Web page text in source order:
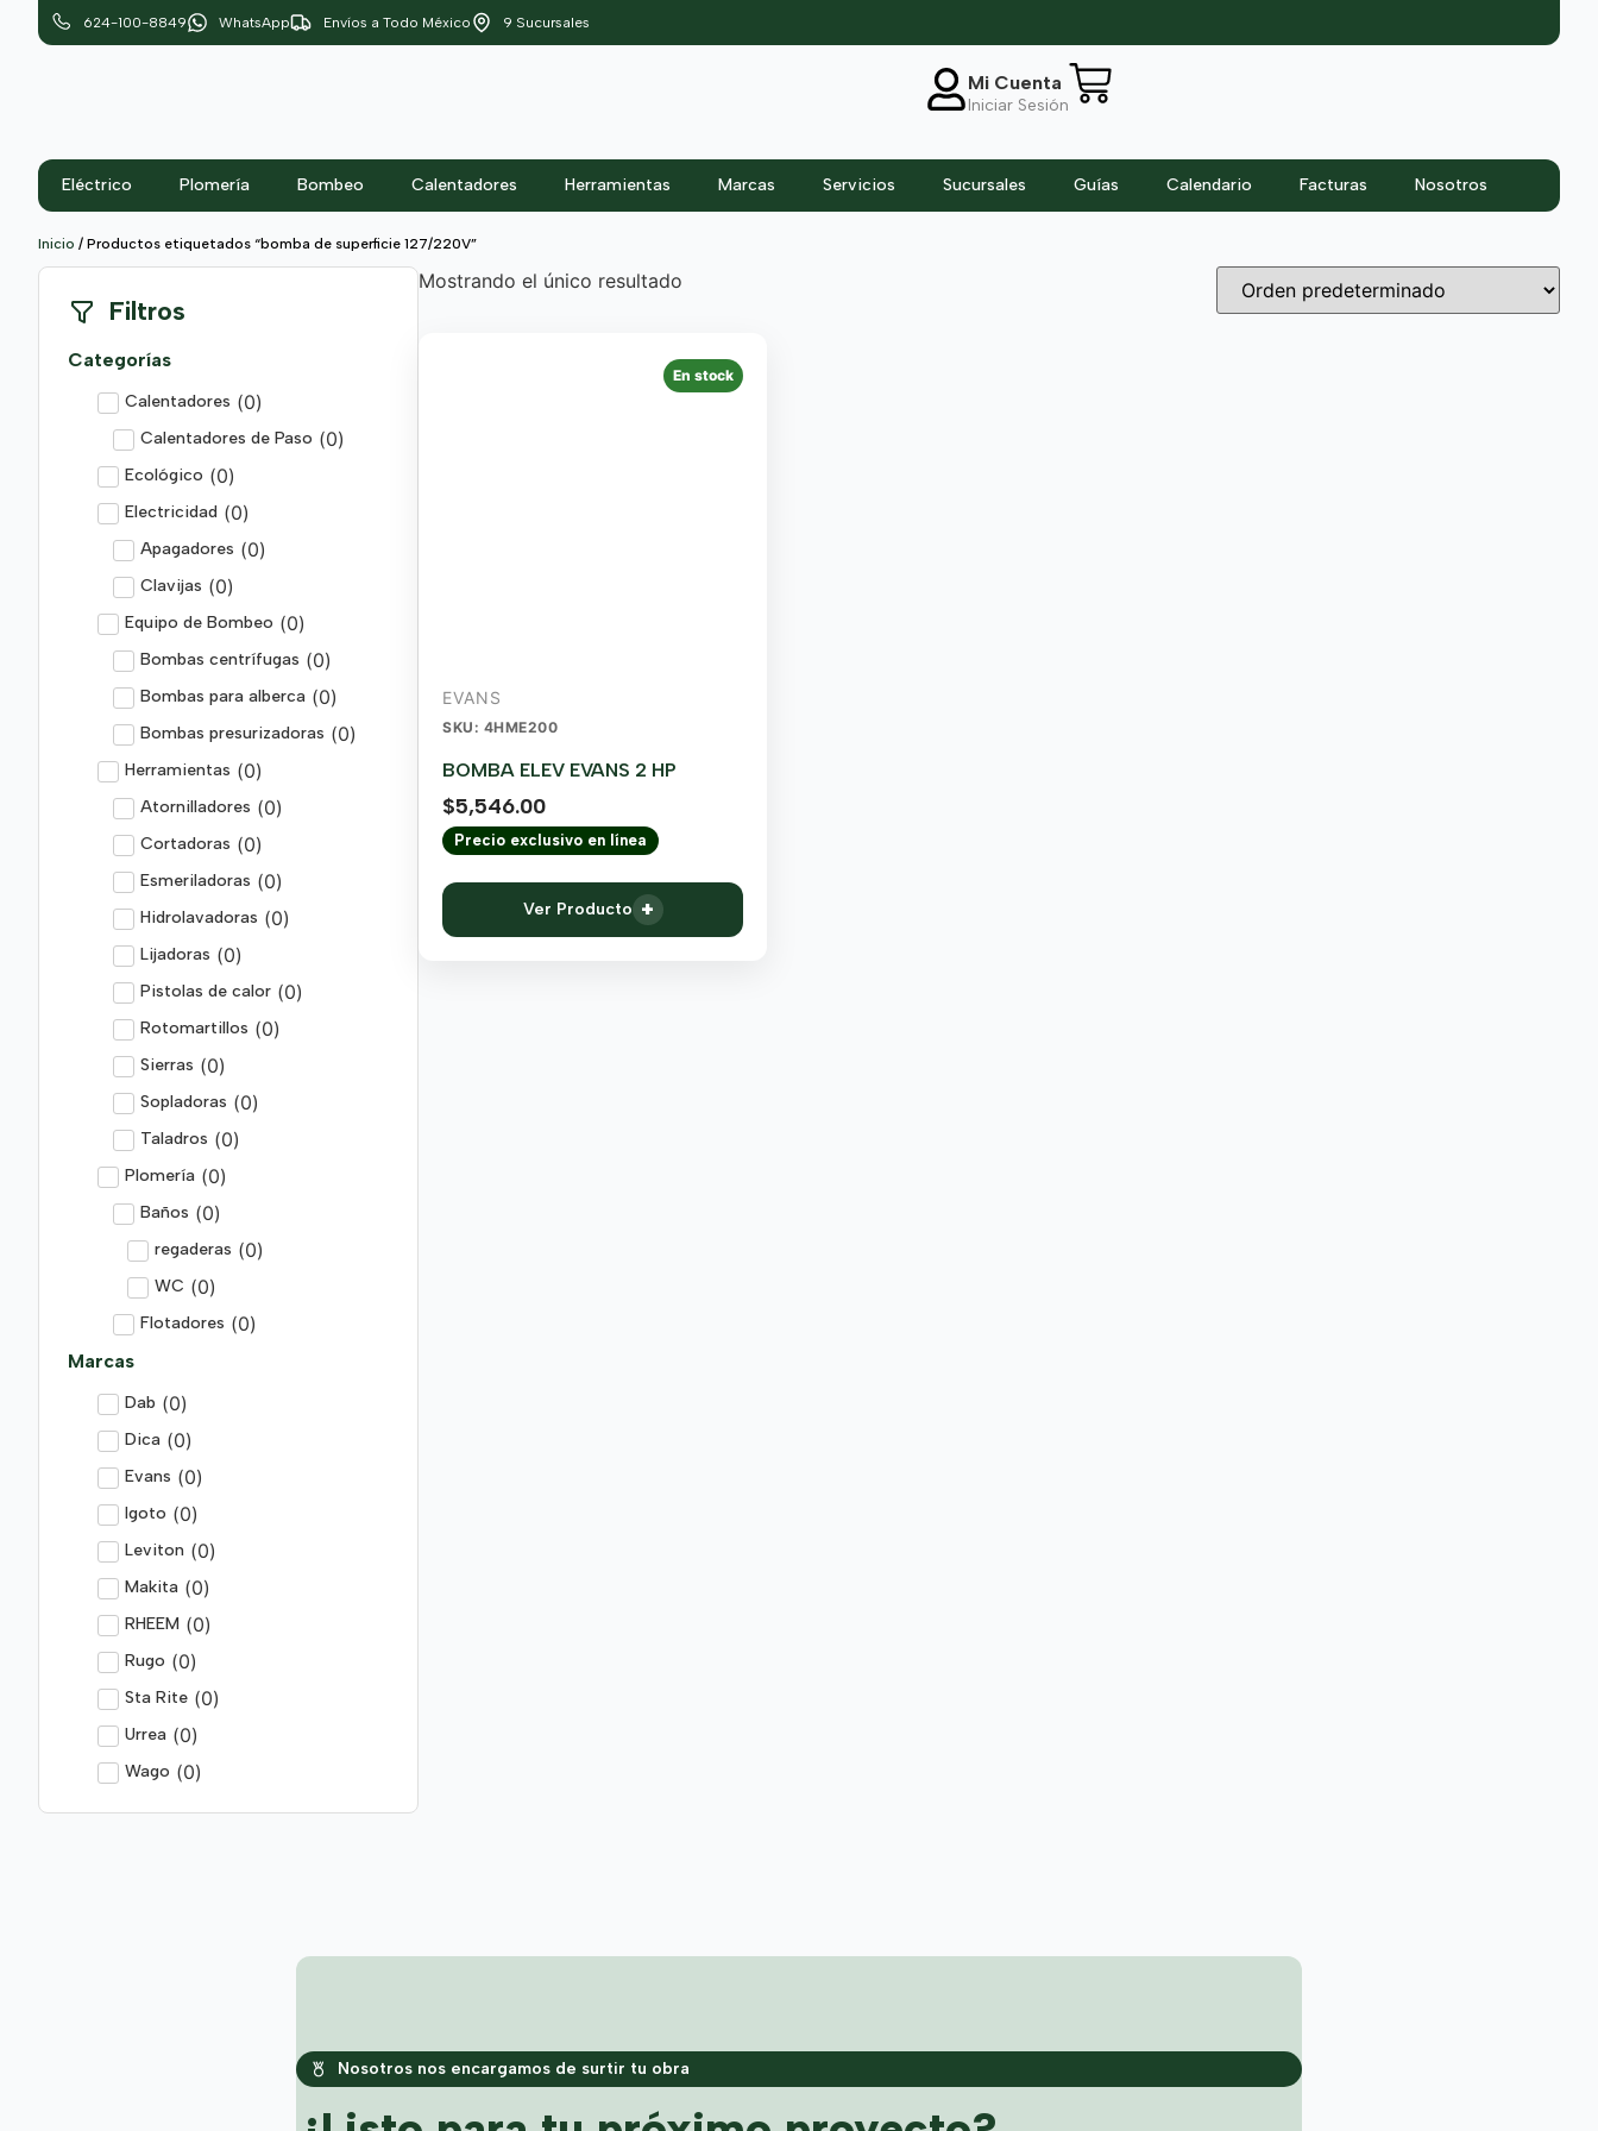
624-100-8849 WhatsApp Envíos a Todo México 9 Sucursales
Mi Cuenta
Iniciar Sesión
Eléctrico Plomería Bombeo Calentadores Herramientas Marcas Servicios Sucursales Guías Calendario Facturas Nosotros
Inicio / Productos etiquetados “bomba de superficie 127/220V”
Filtros
Categorías
Calentadores (0)
Calentadores de Paso (0)
Ecológico (0)
Electricidad (0)
Apagadores (0)
Clavijas (0)
Equipo de Bombeo (0)
Bombas centrífugas (0)
Bombas para alberca (0)
Bombas presurizadoras (0)
Herramientas (0)
Atornilladores (0)
Cortadoras (0)
Esmeriladoras (0)
Hidrolavadoras (0)
Lijadoras (0)
Pistolas de calor (0)
Rotomartillos (0)
Sierras (0)
Sopladoras (0)
Taladros (0)
Plomería (0)
Baños (0)
regaderas (0)
WC (0)
Flotadores (0)
Marcas
Dab (0)
Dica (0)
Evans (0)
Igoto (0)
Leviton (0)
Makita (0)
RHEEM (0)
Rugo (0)
Sta Rite (0)
Urrea (0)
Wago (0)
Mostrando el único resultado
En stock
EVANS
SKU: 4HME200
BOMBA ELEV EVANS 2 HP
$5,546.00
Precio exclusivo en línea
Ver Producto +
Nosotros nos encargamos de surtir tu obra